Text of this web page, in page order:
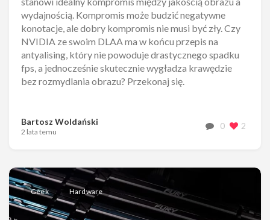
wydajnością. Kompromis może budzić negatywne
konotacje, ale dobry kompromis nie musi być zły. Czy
NVIDIA ze swoim DLAA ma w końcu przepis na
antyalising, który nie powoduje drastycznego spadku
fps, a jednocześnie skutecznie wygładza krawędzie
bez rozmydlania obrazu? Przekonaj się.
Bartosz Woldański
2 lata temu
0 2
Geek Hardware